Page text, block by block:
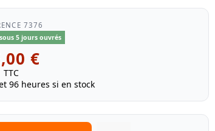
7376
5 jours ouvrés
€
TTC
96 heures si en stock